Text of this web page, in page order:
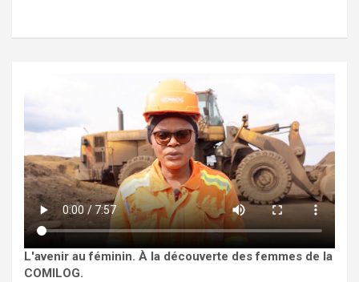
L'avenir au féminin. À la découverte des femmes de la
COMILOG.